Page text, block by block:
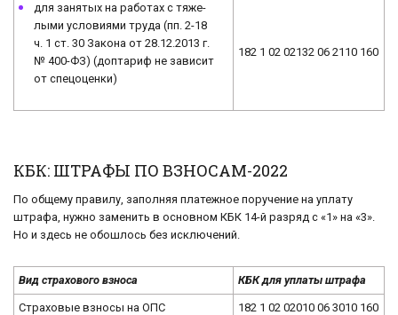
для за­ня­тых на ра­бо­тах с тя­же­
лы­ми условиями труда (пп. 2-18
ч. 1 ст. 30 Закона от 28.12.2013 г.
№ 400-ФЗ) (до­пта­риф не зависит
от спе­цо­цен­ки)
182 1 02 02132 06 2110 160
КБК: ШТРАФЫ ПО ВЗНОСАМ-2022
По об­ще­му пра­ви­лу, за­пол­няя пла­теж­ное по­ру­че­ние на упла­ту
штра­фа, нужно за­ме­нить в ос­нов­ном КБК 14-й раз­ряд с «1» на «3».
Но и здесь не обо­ш­лось без ис­клю­че­ний.
Вид стра­хо­во­го взно­са КБК для упла­ты штра­фа
Стра­хо­вые взно­сы на ОПС 182 1 02 02010 06 3010 160